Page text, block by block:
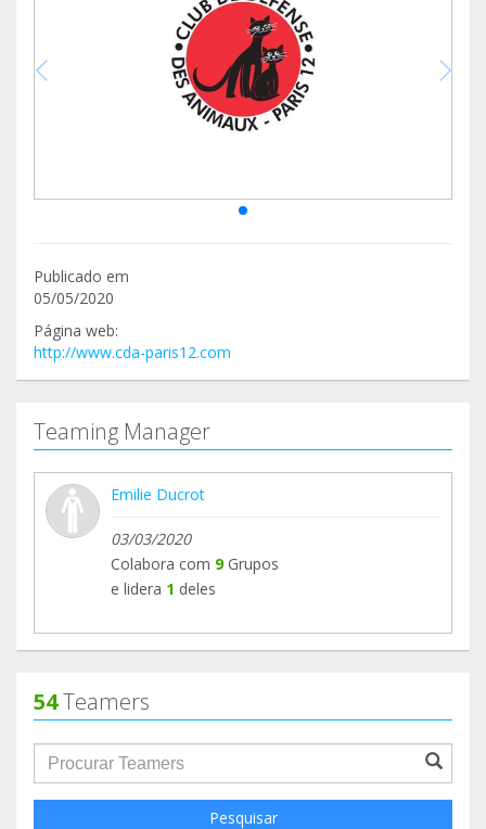
Publicado em
05/05/2020
Página web:
http://www.cda-paris12.com
Teaming Manager
Emilie Ducrot
03/03/2020
Colabora com 9Grupos
e lidera 1 deles
54Teamers
groupProfile.searchForm.search.text???
Pesquisar